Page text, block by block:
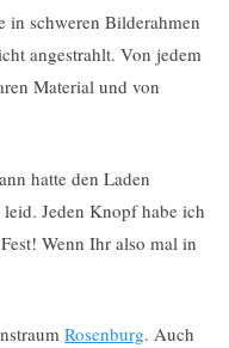
in schweren Bilderahmen
angestrahlt. Von jedem
Material und von
hatte den Laden
Jeden Knopf habe ich
Wenn Ihr also mal in
Rosenburg. Auch